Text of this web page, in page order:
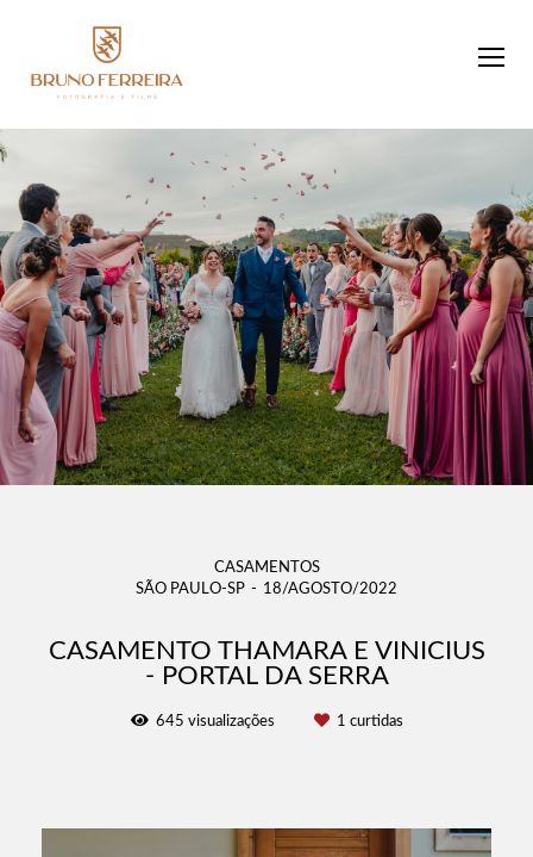
CASAMENTOS
SÃO PAULO-SP
18/AGOSTO/2022
CASAMENTO THAMARA E VINICIUS
- PORTAL DA SERRA
645 visualizações 1 curtidas